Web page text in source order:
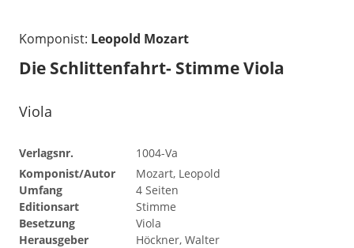
Komponist: Leopold Mozart
Die Schlittenfahrt- Stimme Viola
Viola
Verlagsnr.
1004-Va
Komponist/Autor
Mozart, Leopold
Umfang
4 Seiten
Editionsart
Stimme
Besetzung
Viola
Herausgeber
Höckner, Walter